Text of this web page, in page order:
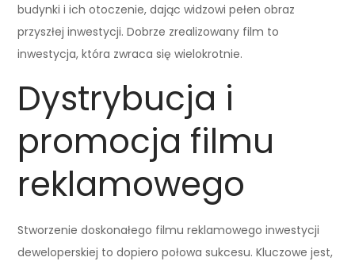
budynki i ich otoczenie, dając widzowi pełen obraz
przyszłej inwestycji. Dobrze zrealizowany film to
inwestycja, która zwraca się wielokrotnie.
Dystrybucja i
promocja filmu
reklamowego
Stworzenie doskonałego filmu reklamowego inwestycji
deweloperskiej to dopiero połowa sukcesu. Kluczowe jest,